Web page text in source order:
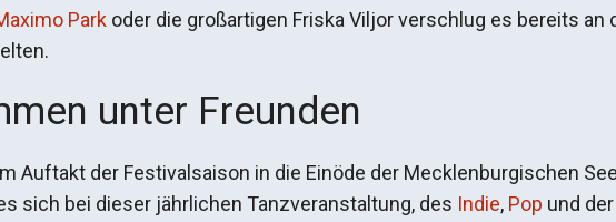
Park oder die großartigen Friska Viljor verschlug es bereits an
unter Freunden
Auftakt der Festivalsaison in die Einöde der Mecklenburgischen
sich bei dieser jährlichen Tanzveranstaltung, des Indie, Pop und der